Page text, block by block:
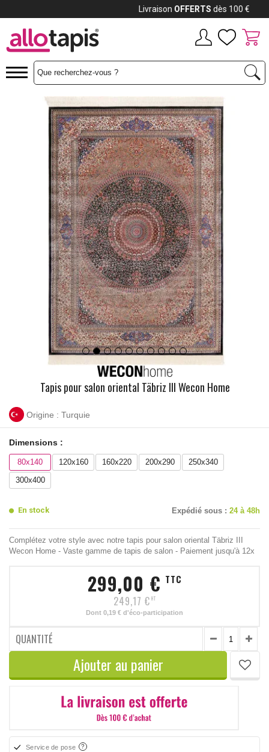
Tapis pour salon oriental Täbriz III Wecon Home
Origine : Turquie
Dimensions :
80x140 120x160 160x220 200x290
250x340
300x400
En stock Expédié sous : 24 à 48h
Complétez votre style avec notre tapis pour salon oriental Täbriz III
Wecon Home - Vaste gamme de tapis de salon - Paiement jusqu'à 12x
299,00 € TTC
249,17 € HT
Dont 0,19 € d'éco-participation
QUANTITÉ
Ajouter au panier
Service de pose
Payez jusqu'à12x